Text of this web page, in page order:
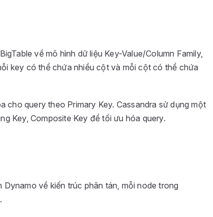
về mô hình dữ liệu Key-Value/Column Family,
key có thể chứa nhiều cột và mỗi cột có thể chứa
cho query theo Primary Key. Cassandra sử dụng một
Key, Composite Key để tối ưu hóa query.
về kiến trúc phân tán, mỗi node trong